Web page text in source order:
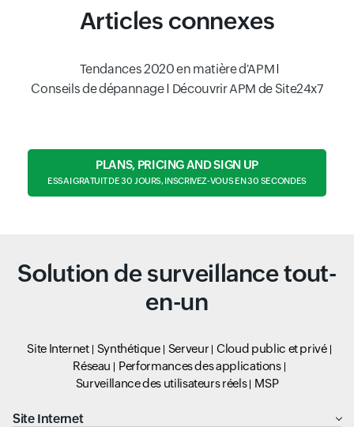
Articles connexes
Tendances 2020 en matière d'APM
Conseils de dépannage Découvrir APM de Site24x7
PLANS, PRICING AND SIGN UP
ESSAI GRATUIT DE 30 JOURS, INSCRIVEZ-VOUS EN 30 SECONDES
Solution de surveillance tout-
en-un
Site Internet Synthétique Serveur
Cloud public et privé
Réseau
Performances des applications
Surveillance des utilisateurs réels
MSP
Site Internet